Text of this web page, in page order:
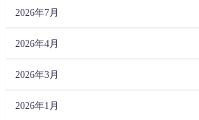
2026年7月
2026年4月
2026年3月
2026年1月